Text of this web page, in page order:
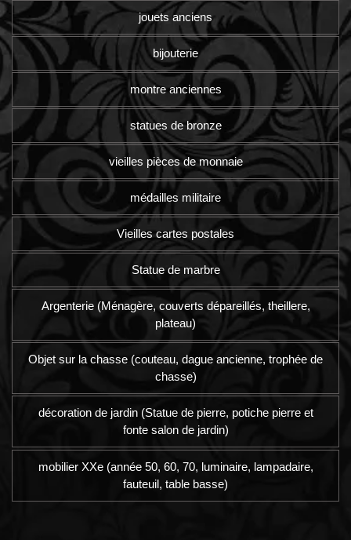
jouets anciens
bijouterie
montre anciennes
statues de bronze
vieilles pièces de monnaie
médailles militaire
Vieilles cartes postales
Statue de marbre
Argenterie (Ménagère, couverts dépareillés, theillere,
plateau)
Objet sur la chasse (couteau, dague ancienne, trophée de
chasse)
décoration de jardin (Statue de pierre, potiche pierre et
fonte salon de jardin)
mobilier XXe (année 50, 60, 70, luminaire, lampadaire,
fauteuil, table basse)